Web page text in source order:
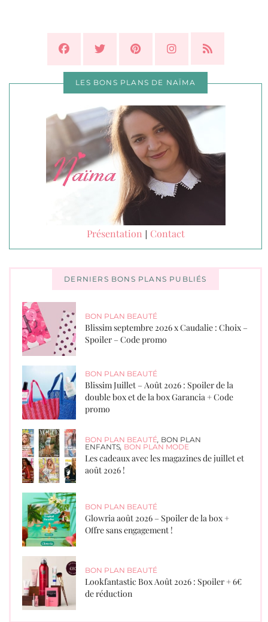
LES BONS PLANS DE NAÏMA
Présentation | Contact
DERNIERS BONS PLANS PUBLIÉS
BON PLAN BEAUTÉ
Blissim septembre 2026 x Caudalie : Choix –
Spoiler – Code promo
BON PLAN BEAUTÉ
Blissim Juillet – Août 2026 : Spoiler de la
double box et de la box Garancia + Code
promo
BON PLAN BEAUTÉ BON PLAN
ENFANTS BON PLAN MODE
Les cadeaux avec les magazines de juillet et
août 2026 !
BON PLAN BEAUTÉ
Glowria août 2026 – Spoiler de la box +
Offre sans engagement !
BON PLAN BEAUTÉ
Lookfantastic Box Août 2026 : Spoiler + 6€
de réduction